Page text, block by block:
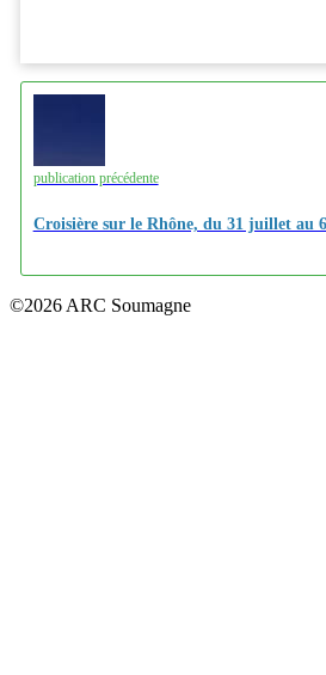
publication précédente
Croisière sur le Rhône, du 31 juillet au
©2026 ARC Soumagne